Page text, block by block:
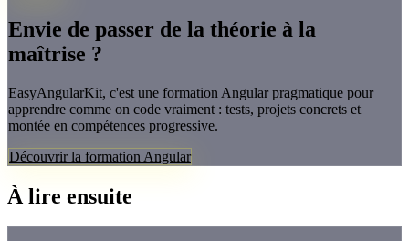
Envie de passer de la théorie à la
maîtrise ?
EasyAngularKit, c'est une formation Angular pragmatique pour
apprendre comme on code vraiment : tests, projets concrets et
montée en compétences progressive.
Découvrir la formation Angular
À lire ensuite